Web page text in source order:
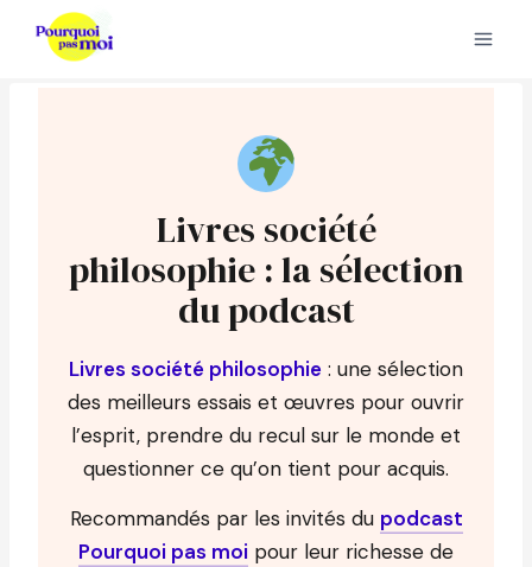
Livres société
philosophie : la sélection
du podcast
Livres société philosophie : une sélection
des meilleurs essais et œuvres pour ouvrir
l’esprit, prendre du recul sur le monde et
questionner ce qu’on tient pour acquis.
Recommandés par les invités du podcast
Pourquoi pas moi pour leur richesse de